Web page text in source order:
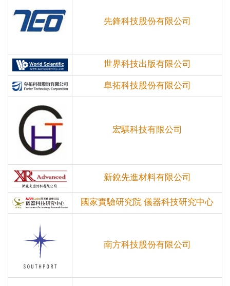
先鋒科技股份有限公司
世界科技出版有限公司
阜拓科技股份有限公司
宏騏科技有限公司
新銳先進材料有限公司
國家實驗研究院 儀器科技研究中心
南方科技股份有限公司